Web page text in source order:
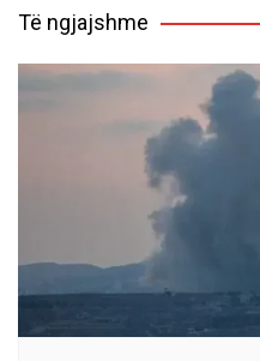
Të ngjajshme